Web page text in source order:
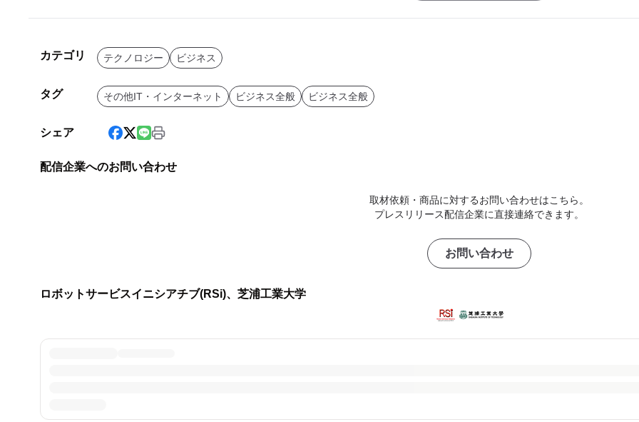
カテゴリ テクノロジー ビジネス
タグ その他IT・インターネット ビジネス全般 ビジネス全般
シェア
配信企業へのお問い合わせ
取材依頼・商品に対するお問い合わせはこちら。
プレスリリース配信企業に直接連絡できます。
お問い合わせ
ロボットサービスイニシアチブ(RSi)、芝浦工業大学